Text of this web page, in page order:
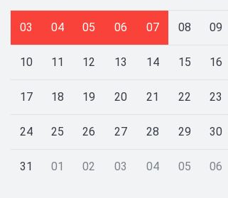
03 04 05 06 07 08 09
10 11 12 13 14 15 16
17 18 19 20 21 22 23
24 25 26 27 28 29 30
31 01 02 03 04 05 06